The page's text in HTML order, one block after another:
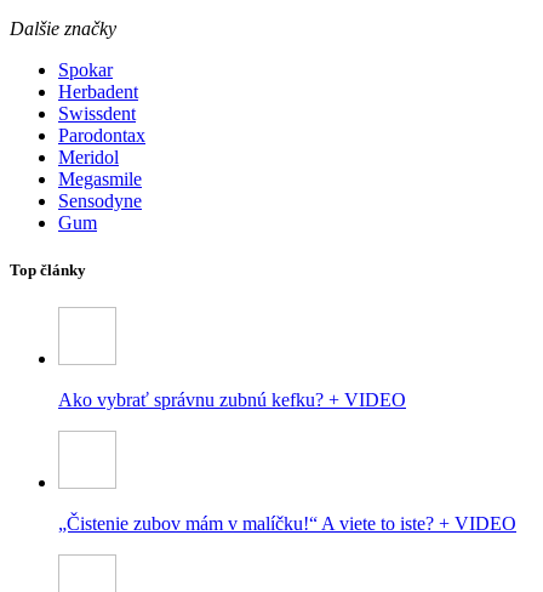
Dalšie značky
Spokar
Herbadent
Swissdent
Parodontax
Meridol
Megasmile
Sensodyne
Gum
Top články
Ako vybrať správnu zubnú kefku? + VIDEO
„Čistenie zubov mám v malíčku!“ A viete to iste? + VIDEO